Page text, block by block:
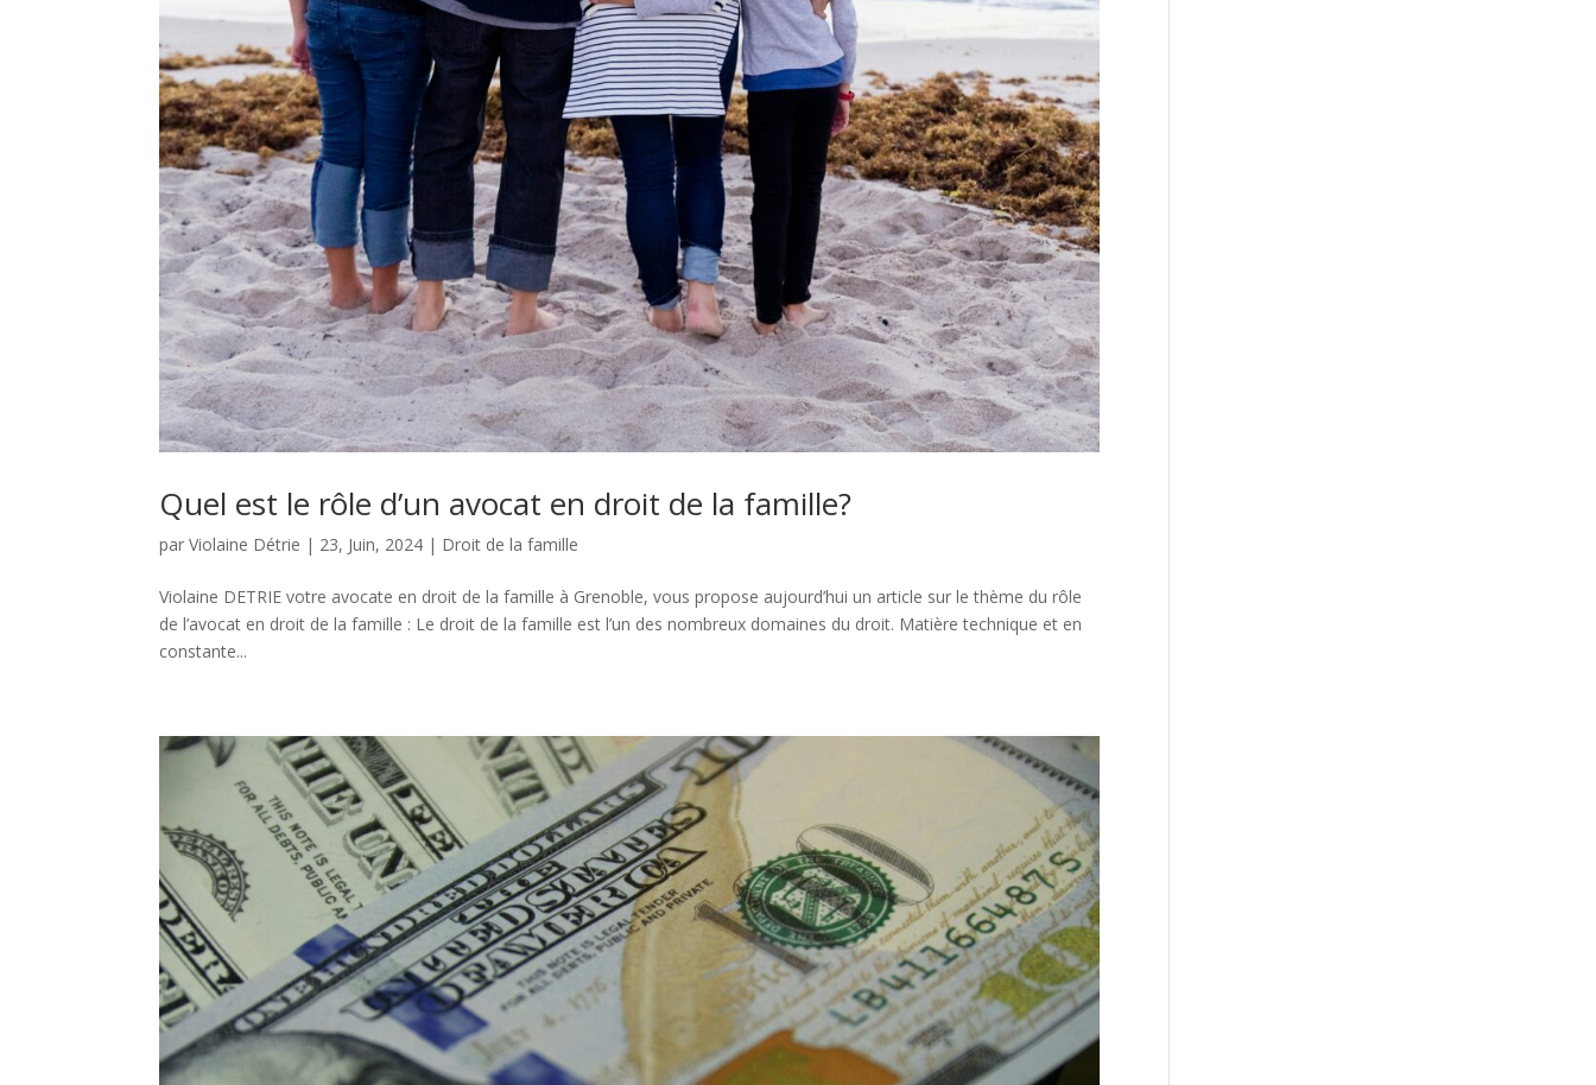
Quel est le rôle d’un avocat en droit de la famille?
parViolaine Détrie | 23, Juin, 2024 | Droit de la famille
Violaine DETRIE votre avocate en droit de la famille à Grenoble, vous propose aujourd’hui un article sur le thème du rôle
de l’avocat en droit de la famille : Le droit de la famille est l’un des nombreux domaines du droit. Matière technique et en
constante...